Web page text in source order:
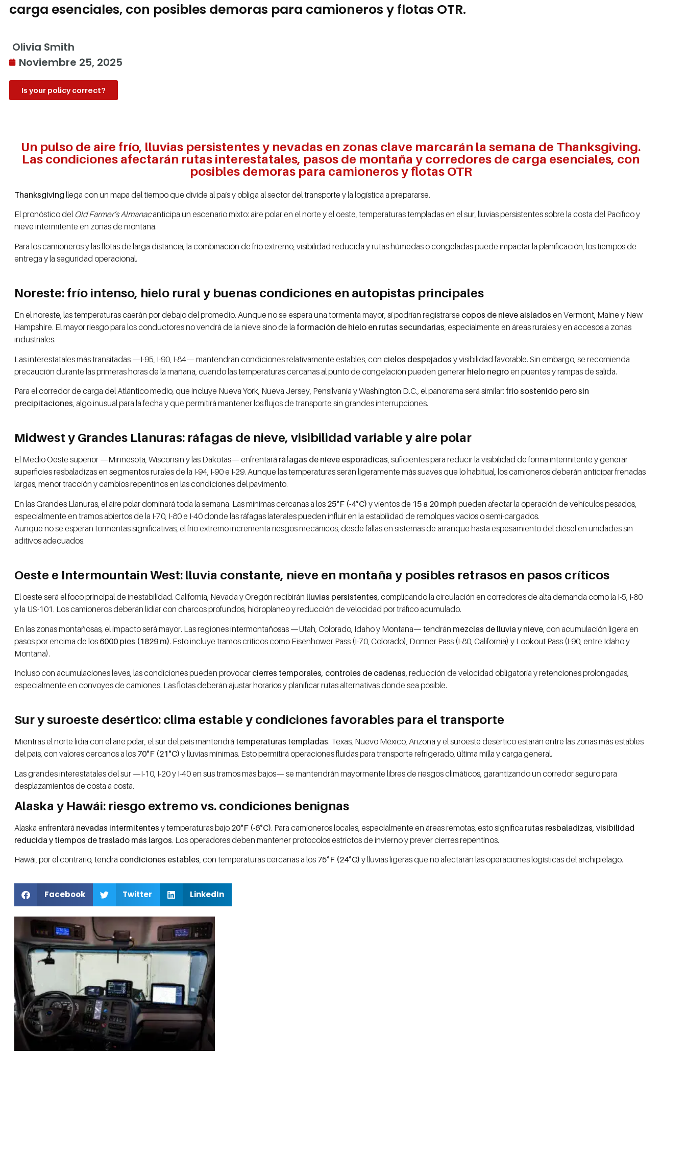
carga esenciales, con posibles demoras para camioneros y flotas OTR.
Olivia Smith
Noviembre 25, 2025
Is your policy correct?
Un pulso de aire frío, lluvias persistentes y nevadas en zonas clave marcarán la semana de Thanksgiving.
Las condiciones afectarán rutas interestatales, pasos de montaña y corredores de carga esenciales, con
posibles demoras para camioneros y flotas OTR
Thanksgiving llega con un mapa del tiempo que divide al país y obliga al sector del transporte y la logística a prepararse.
El pronóstico del Old Farmer’s Almanacanticipa un escenario mixto: aire polar en el norte y el oeste, temperaturas templadas en el sur, lluvias persistentes sobre la costa del Pacífico y
nieve intermitente en zonas de montaña.
Para los camioneros y las flotas de larga distancia, la combinación de frío extremo, visibilidad reducida y rutas húmedas o congeladas puede impactar la planificación, los tiempos de
entrega y la seguridad operacional.
Noreste: frío intenso, hielo rural y buenas condiciones en autopistas principales
En el noreste, las temperaturas caerán por debajo del promedio. Aunque no se espera una tormenta mayor, sí podrían registrarse copos de nieve aislados en Vermont, Maine y New
Hampshire. El mayor riesgo para los conductores no vendrá de la nieve sino de la formación de hielo en rutas secundarias, especialmente en áreas rurales y en accesos a zonas
industriales.
Las interestatales más transitadas —I-95, I-90, I-84— mantendrán condiciones relativamente estables, con cielos despejados y visibilidad favorable. Sin embargo, se recomienda
precaución durante las primeras horas de la mañana, cuando las temperaturas cercanas al punto de congelación pueden generar hielo negroen puentes y rampas de salida.
Para el corredor de carga del Atlántico medio, que incluye Nueva York, Nueva Jersey, Pensilvania y Washington D.C., el panorama será similar: frío sostenido pero sin
precipitaciones , algo inusual para la fecha y que permitirá mantener los flujos de transporte sin grandes interrupciones.
Midwest y Grandes Llanuras: ráfagas de nieve, visibilidad variable y aire polar
El Medio Oeste superior —Minnesota, Wisconsin y las Dakotas— enfrentará ráfagas de nieve esporádicas, suficientes para reducir la visibilidad de forma intermitente y generar
superficies resbaladizas en segmentos rurales de la I-94, I-90 e I-29. Aunque las temperaturas serán ligeramente más suaves que lo habitual, los camioneros deberán anticipar frenadas
largas, menor tracción y cambios repentinos en las condiciones del pavimento.
En las Grandes Llanuras, el aire polar dominará toda la semana. Las mínimas cercanas a los 25°F (-4°C) y vientos de 15 a 20 mph pueden afectar la operación de vehículos pesados,
especialmente en tramos abiertos de la I-70, I-80 e I-40 donde las ráfagas laterales pueden influir en la estabilidad de remolques vacíos o semi-cargados.
Aunque no se esperan tormentas significativas, el frío extremo incrementa riesgos mecánicos, desde fallas en sistemas de arranque hasta espesamiento del diésel en unidades sin
aditivos adecuados.
Oeste e Intermountain West: lluvia constante, nieve en montaña y posibles retrasos en pasos críticos
El oeste será el foco principal de inestabilidad. California, Nevada y Oregón recibirán lluvias persistentes, complicando la circulación en corredores de alta demanda como la I-5, I-80
y la US-101. Los camioneros deberán lidiar con charcos profundos, hidroplaneo y reducción de velocidad por tráfico acumulado.
En las zonas montañosas, el impacto será mayor. Las regiones intermontañosas —Utah, Colorado, Idaho y Montana— tendrán mezclas de lluvia y nieve , con acumulación ligera en
pasos por encima de los 6000 pies (1829 m). Esto incluye tramos críticos como Eisenhower Pass (I-70, Colorado), Donner Pass (I-80, California) y Lookout Pass (I-90, entre Idaho y
Montana).
Incluso con acumulaciones leves, las condiciones pueden provocar cierres temporales, controles de cadenas , reducción de velocidad obligatoria y retenciones prolongadas,
especialmente en convoyes de camiones. Las flotas deberán ajustar horarios y planificar rutas alternativas donde sea posible.
Sur y suroeste desértico: clima estable y condiciones favorables para el transporte
Mientras el norte lidia con el aire polar, el sur del país mantendrá temperaturas templadas. Texas, Nuevo México, Arizona y el suroeste desértico estarán entre las zonas más estables
del país, con valores cercanos a los 70°F (21°C) y lluvias mínimas. Esto permitirá operaciones fluidas para transporte refrigerado, última milla y carga general.
Las grandes interestatales del sur —I-10, I-20 y I-40 en sus tramos más bajos— se mantendrán mayormente libres de riesgos climáticos, garantizando un corredor seguro para
desplazamientos de costa a costa.
Alaska y Hawái: riesgo extremo vs. condiciones benignas
Alaska enfrentará nevadas intermitentes y temperaturas bajo 20°F (-6°C). Para camioneros locales, especialmente en áreas remotas, esto significa rutas resbaladizas, visibilidad
reducida y tiempos de traslado más largos. Los operadores deben mantener protocolos estrictos de invierno y prever cierres repentinos.
Hawái, por el contrario, tendrá condiciones estables, con temperaturas cercanas a los 75°F (24°C) y lluvias ligeras que no afectarán las operaciones logísticas del archipiélago.
Facebook Twitter LinkedIn